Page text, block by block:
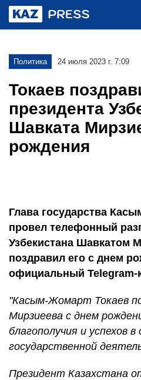
Политика 24 июля 2023 г. 7:09
Токаев
президента
Шавката
рождения
Глава государства
провел телефонный
Узбекистана Шавкатом
поздравил его с днем
официальный Telegram-
"Касым-Жомарт Токаев
Мирзиеева с днем
благополучия и успехов
государственной
Президент Казахстана